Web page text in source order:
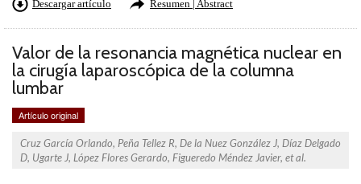
Descargar artículo Resumen | Abstract
Valor de la resonancia magnética nuclear en
la cirugía laparoscópica de la columna
lumbar
Artículo original
Cruz García Orlando, Peña Tellez R, De la Nuez González J, Díaz Delgado
D, Ugarte J, López Flores Gerardo, Figueredo Méndez Javier, et al.